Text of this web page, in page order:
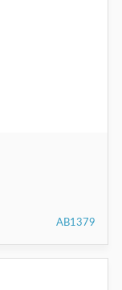
AB1379